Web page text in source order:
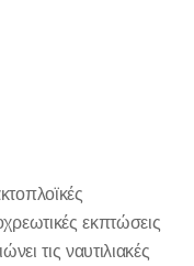
εκπτώσεις
τις ναυτιλιακές